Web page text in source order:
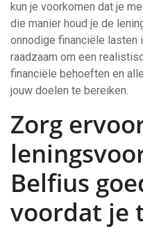
kun je voorkomen dat je
die manier houd je de
onnodige financiële lasten
raadzaam om een
financiële behoeften en
jouw doelen te bereiken.
Zorg
Belfius
voordat je